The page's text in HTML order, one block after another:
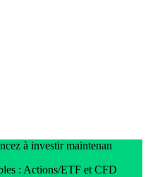
à investir maintenan
: Actions/ETF et CFD